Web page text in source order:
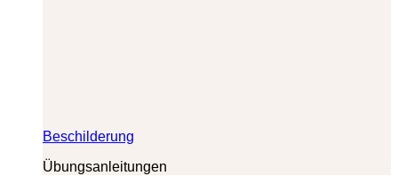
Beschilderung
Übungsanleitungen